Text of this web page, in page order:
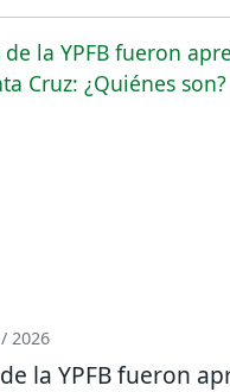
2026
la YPFB fueron